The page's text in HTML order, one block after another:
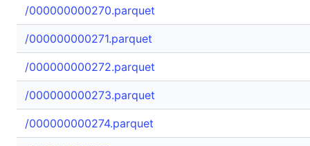
/000000000270.parquet
/000000000271.parquet
/000000000272.parquet
/000000000273.parquet
/000000000274.parquet